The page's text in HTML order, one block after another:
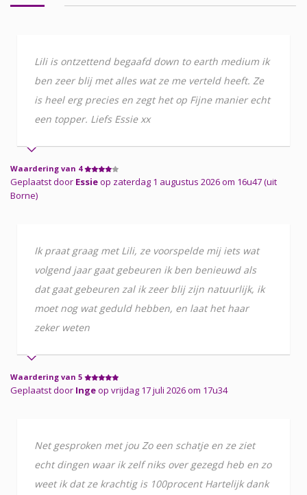
Lili is ontzettend begaafd down to earth medium ik
ben zeer blij met alles wat ze me verteld heeft. Ze
is heel erg precies en zegt het op Fijne manier echt
een topper. Liefs Essie xx
Waardering van 4
Geplaatst door Essieop zaterdag 1 augustus 2026 om 16u47 (uit
Borne)
Ik praat graag met Lili, ze voorspelde mij iets wat
volgend jaar gaat gebeuren ik ben benieuwd als
dat gaat gebeuren zal ik zeer blij zijn natuurlijk, ik
moet nog wat geduld hebben, en laat het haar
zeker weten
Waardering van 5
Geplaatst door Ingeop vrijdag 17 juli 2026 om 17u34
Net gesproken met jou Zo een schatje en ze ziet
echt dingen waar ik zelf niks over gezegd heb en zo
weet ik dat ze krachtig is 100procent Hartelijk dank